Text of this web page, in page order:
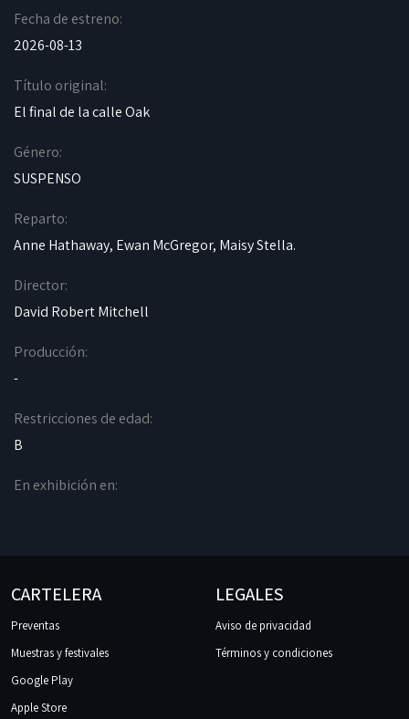
Fecha de estreno:
2026-08-13
Título original:
El final de la calle Oak
Género:
SUSPENSO
Reparto:
Anne Hathaway, Ewan McGregor, Maisy Stella.
Director:
David Robert Mitchell
Producción:
-
Restricciones de edad:
B
En exhibición en:
CARTELERA
Preventas
Muestras y festivales
Google Play
Apple Store
LEGALES
Aviso de privacidad
Términos y condiciones